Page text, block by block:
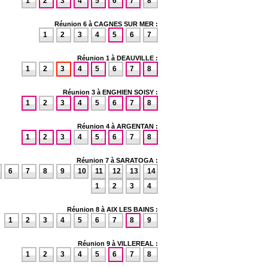
Réunion 6 à CAGNES SUR MER :
7
6
5
4
3
2
1
Réunion 1 à DEAUVILLE :
8
7
6
5
4
3
2
1
Réunion 3 à ENGHIEN SOISY :
8
7
6
5
4
3
2
1
Réunion 4 à ARGENTAN :
8
7
6
5
4
3
2
1
Réunion 7 à SARATOGA :
14
13
12
11
10
9
8
7
6
4
3
2
1
Réunion 8 à AIX LES BAINS :
9
8
7
6
5
4
3
2
1
Réunion 9 à VILLEREAL :
8
7
6
5
4
3
2
1